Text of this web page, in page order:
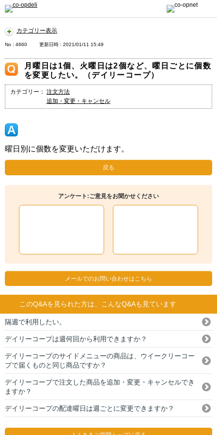
カテゴリー表示
No : 4660 更新日時 : 2021/01/11 15:49
月曜日は1個、火曜日は2個など、曜日ごとに個数
を変更したい。（デイリーコープ）
カテゴリー： 注文方法
追加・変更・キャンセル
曜日別に個数を変更いただけます。
戻る
アンケート:ご意見をお聞かせください
メールでのお問い合わせはこちら
このQ&Aを見られた方は、こんなQ&Aも見ています
隔週で利用したい。
デイリーコープは週何回から利用できますか？
デイリーコープのサイドメニューの商品は、ウイークリーコー
プで届くものと同じ商品ですか？
デイリーコープで注文した商品を追加・変更・キャンセルでき
ますか？
デイリーコープの配達曜日は週ごとに変更できますか？